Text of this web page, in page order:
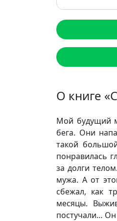
О книге
Мой будущий
бега. Они
такой
понравилась
за долги
мужа. А от
сбежал, как
месяцы.
постучали…